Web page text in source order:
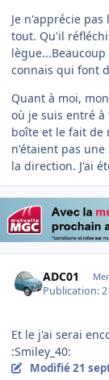
Je n'apprécie
tout. Qu'il
connais qui font
Quant à moi,
où je suis entré
boîte et le fait de
n'étaient pas
la direction. J'ai
ADC01
Publication:
Et le j'ai serai
:Smiley_40:
Modifié21